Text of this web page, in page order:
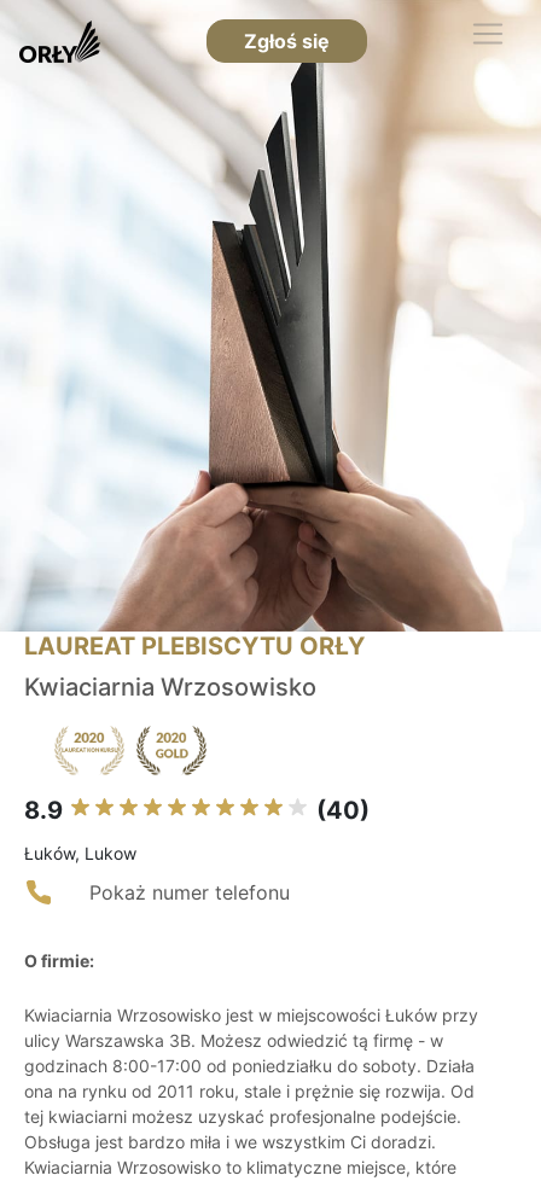
Zgłoś się
LAUREAT PLEBISCYTU ORŁY
Kwiaciarnia Wrzosowisko
8.9 (40)
Łuków, Lukow
Pokaż numer telefonu
O firmie:
Kwiaciarnia Wrzosowisko jest w miejscowości Łuków przy
ulicy Warszawska 3B. Możesz odwiedzić tą firmę - w
godzinach 8:00-17:00 od poniedziałku do soboty. Działa
ona na rynku od 2011 roku, stale i prężnie się rozwija. Od
tej kwiaciarni możesz uzyskać profesjonalne podejście.
Obsługa jest bardzo miła i we wszystkim Ci doradzi.
Kwiaciarnia Wrzosowisko to klimatyczne miejsce, które